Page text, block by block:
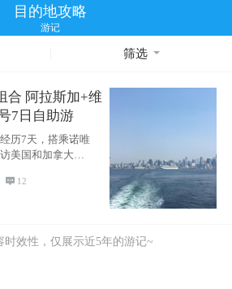
目的地攻略
游记
筛选
合 阿拉斯加+维
7日自助游
历7天，搭乘诺唯
美国和加拿大的4
 12
时效性，仅展示近5年的游记~